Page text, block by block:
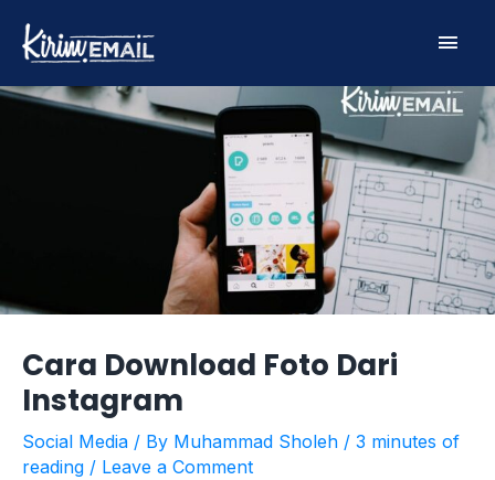
content
Main
Cara Download Foto Dari
Instagram
Social Media / By Muhammad Sholeh / 3 minutes of
reading / Leave a Comment